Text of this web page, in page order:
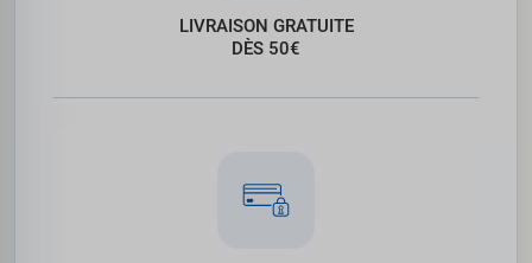
LIVRAISON GRATUITE
DÈS 50€